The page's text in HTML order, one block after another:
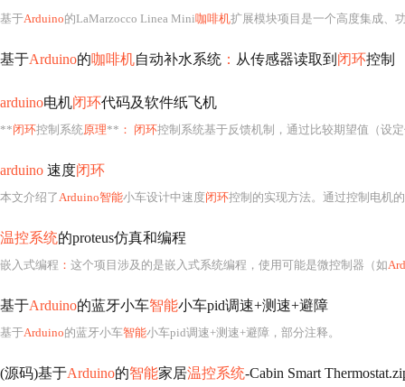
基于Arduino的LaMarzocco Linea Mini咖啡机扩展模块项目是一个高度集成、功能丰富的嵌入式系统开发实例，融合了微控制器编程
基于Arduino的咖啡机自动补水系统 ： 从传感器读取到 闭环控制
arduino电机闭环代码及软件纸飞机
**闭环控制系统原理** ： 闭环控制系统基于反馈机制，通过比较期望值（设定值）与实际值（传感器测量值）来调整控制信号。在电机控制中，这
arduino 速度闭环
本文介绍了Arduino智能小车设计中速度闭环控制的实现方法。通过控制电机的脉冲频率和脉冲个数，可以精确控制小车的转动速度和
温控系统的proteus仿真和编程
嵌入式编程 ： 这个项目涉及的是嵌入式系统编程，使用可能是微控制器（如
基于Arduino的蓝牙小车智能小车pid调速+测速+避障
基于Arduino的蓝牙小车智能小车pid调速+测速+避障，部分注释。
(源码)基于Arduino的智能家居温控系统-Cabin Smart